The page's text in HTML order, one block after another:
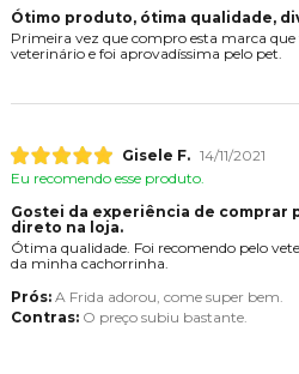
Ótimo produto, ótima qualidade,
Primeira vez que compro esta marca
veterinário e foi aprovadíssima pelo pet.
Gisele F. 14/11/2021
Eu recomendo esse produto.
Gostei da experiência de comprar
direto na loja.
Ótima qualidade. Foi recomendo pelo
da minha cachorrinha.
Prós: A Frida adorou, come super bem.
Contras: O preço subiu bastante.